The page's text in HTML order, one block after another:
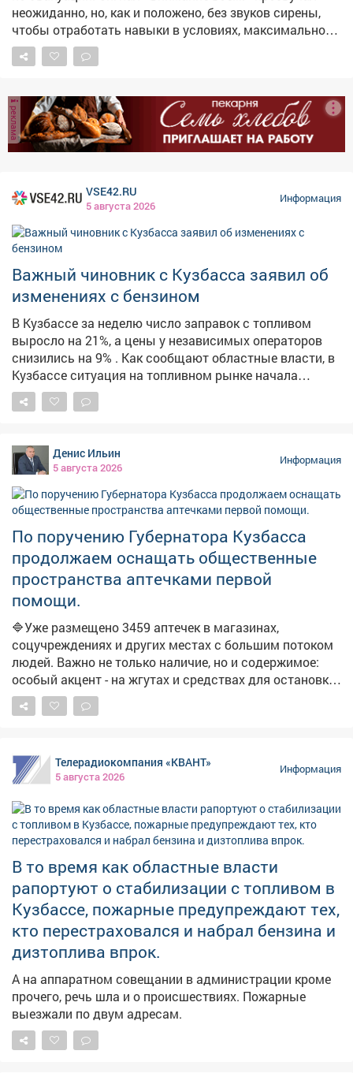
неожиданно, но, как и положено, без звуков сирены,
чтобы отработать навыки в условиях, максимально
приближенных к реальным. Педагогический состав
организовал инсценировку пожара и задымления.
отработали порядок действий при чрезвычайной
ситуации и слаженно эвакуировались через три
запасных выхода. Главные выводы тренировки: 🔹
При ЧС не действовать самостоятельно; 🔹 Сразу
главное - никакой паники! Такие учения проходят у нас
регулярно, чтобы в экстренной ситуации (тьфу-тьфу-
Безопасность - превыше всего! 💪 #Лагерь
#Безопасность #Эвакуация #ТренировкаМЧС
реклама
VSE42.RU
5 августа 2026
Информация
Важный чиновник с Кузбасса заявил об
изменениях с бензином
В Кузбассе за неделю число заправок с топливом
выросло на 21%, а цены у независимых операторов
снизились на 9% . Как сообщают областные власти, в
Кузбассе ситуация на топливном рынке начала
стабилизироваться. По их данным, за неделю
количество АЗС, на которых есть топливо, выросло на
операторов снизились на 9%. На штабе обсудили
текущую обстановку и отметили, что ажиотажный
спрос удалось снять, очереди на заправках
сократились. Для дальнейшей стабилизации
налаживается координация между независимыми
сетями, производителями и логистическими
операторами. Власти фиксируют жалобы из
отдельных поселений на отсутствие топлива. Главам
поручено отслеживать каждый сигнал и оперативно
отрабатывать проблемные точки. В ближайшие дни
повысит долю работающих АЗС. Запас топлива для
уборочной кампании уже сформирован, утверждён
чёткий график поставок.
Денис Ильин
5 августа 2026
Информация
По поручению Губернатора Кузбасса
продолжаем оснащать общественные
пространства аптечками первой
помощи.
🔷Уже размещено 3459 аптечек в магазинах,
соцучреждениях и других местах с большим потоком
людей. Важно не только наличие, но и содержимое:
особый акцент - на жгутах и средствах для остановки
кровотечений. ➡️Параллельно продолжаем
мониторинг укрытий. На фото - укрытия в
Телерадиокомпания «КВАНТ»
5 августа 2026
Информация
В то время как областные власти
рапортуют о стабилизации с топливом в
Кузбассе, пожарные предупреждают тех,
кто перестраховался и набрал бензина и
дизтоплива впрок.
А на аппаратном совещании в администрации кроме
прочего, речь шла и о происшествиях. Пожарные
выезжали по двум адресам.